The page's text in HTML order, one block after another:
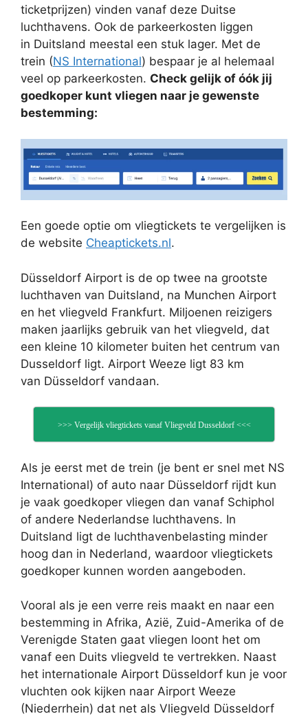
ticketprijzen) vinden vanaf deze Duitse
luchthavens. Ook de parkeerkosten liggen
in Duitsland meestal een stuk lager. Met de
trein (NS International) bespaar je al helemaal
veel op parkeerkosten. Check gelijk of óók jij
goedkoper kunt vliegen naar je gewenste
bestemming:
Een goede optie om vliegtickets te vergelijken is
de website Cheaptickets.nl.
Düsseldorf Airport is de op twee na grootste
luchthaven van Duitsland, na Munchen Airport
en het vliegveld Frankfurt. Miljoenen reizigers
maken jaarlijks gebruik van het vliegveld, dat
een kleine 10 kilometer buiten het centrum van
Dusseldorf ligt. Airport Weeze ligt 83 km
van Düsseldorf vandaan.
>>> Vergelijk vliegtickets vanaf Vliegveld Dusseldorf <<<
Als je eerst met de trein (je bent er snel met NS
International) of auto naar Düsseldorf rijdt kun
je vaak goedkoper vliegen dan vanaf Schiphol
of andere Nederlandse luchthavens. In
Duitsland ligt de luchthavenbelasting minder
hoog dan in Nederland, waardoor vliegtickets
goedkoper kunnen worden aangeboden.
Vooral als je een verre reis maakt en naar een
bestemming in Afrika, Azië, Zuid-Amerika of de
Verenigde Staten gaat vliegen loont het om
vanaf een Duits vliegveld te vertrekken. Naast
het internationale Airport Düsseldorf kun je voor
vluchten ook kijken naar Airport Weeze
(Niederrhein) dat net als Vliegveld Düsseldorf